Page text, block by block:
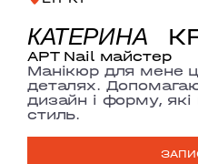
КАТЕРИНА
АРТ Nail майстер
Манікюр для мене
деталях.
дизайн і форму,
стиль.